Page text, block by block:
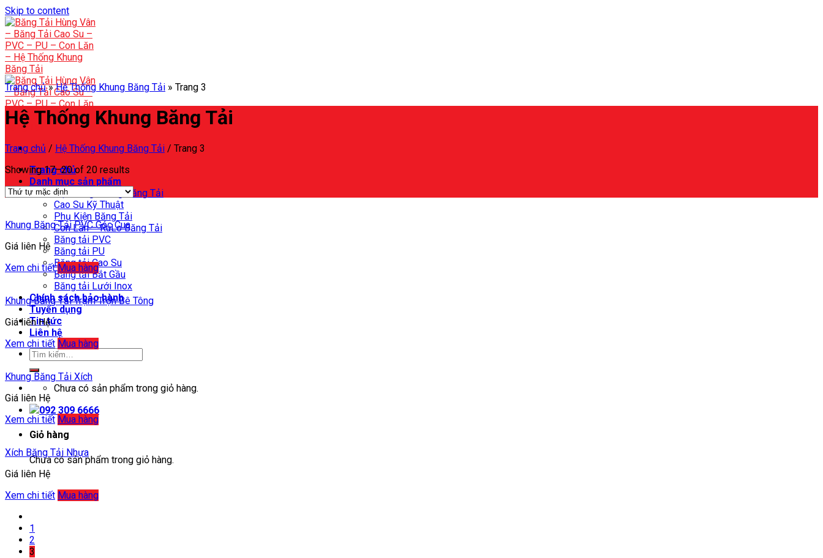
Skip to content
Trang chủ
Danh mục sản phẩm
Hệ Thống Khung Băng Tải
Cao Su Kỹ Thuật
Phụ Kiện Băng Tải
Con Lăn – RuLo Băng Tải
Băng tải PVC
Băng tải PU
Băng tải Cao Su
Băng tải Bắt Gầu
Băng tải Lưới Inox
Chính sách bảo hành
Tuyển dụng
Tin tức
Liên hệ
Chưa có sản phẩm trong giỏ hàng.
092 309 6666
Giỏ hàng
Chưa có sản phẩm trong giỏ hàng.
Trang chủ»Hệ Thống Khung Băng Tải » Trang 3
Hệ Thống Khung Băng Tải
Trang chủ / Hệ Thống Khung Băng Tải / Trang 3
Showing 17–20 of 20 results
Khung Băng Tải PVC Góc Cua
Giá liên Hệ
Xem chi tiết Mua hàng
Khung Băng Tải Trạm Trộn Bê Tông
Giá liên Hệ
Xem chi tiết Mua hàng
Khung Băng Tải Xích
Giá liên Hệ
Xem chi tiết Mua hàng
Xích Băng Tải Nhựa
Giá liên Hệ
Xem chi tiết Mua hàng
1
2
3